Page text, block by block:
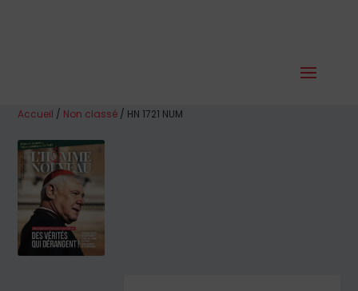
Accueil / Non classé / HN 1721 NUM